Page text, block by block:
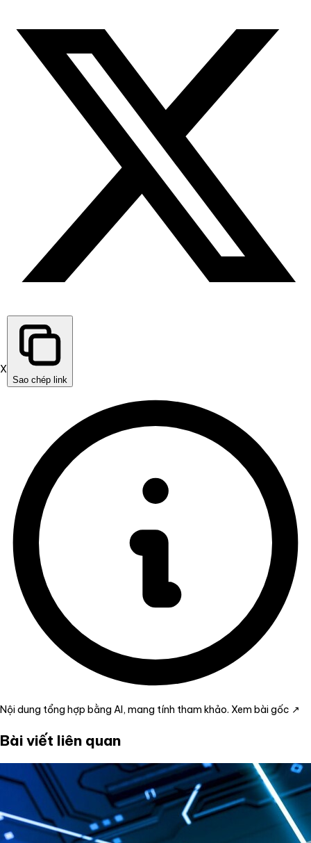
X
Sao chép link
Nội dung tổng hợp bằng AI, mang tính tham khảo. Xem bài gốc ↗
Bài viết liên quan